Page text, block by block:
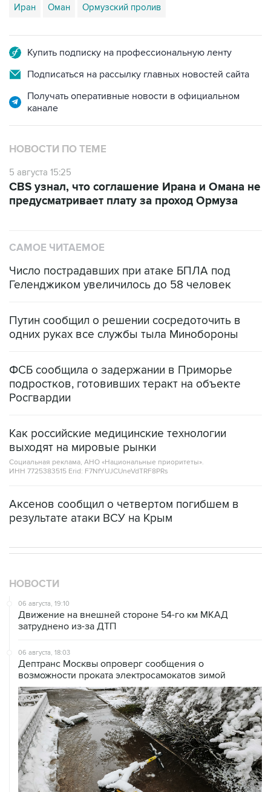
Иран Оман Ормузский пролив
Купить подписку на профессиональную ленту
Подписаться на рассылку главных новостей сайта
Получать оперативные новости в официальном
канале
НОВОСТИ ПО ТЕМЕ
5 августа 15:25
CBS узнал, что соглашение Ирана и Омана не
предусматривает плату за проход Ормуза
САМОЕ ЧИТАЕМОЕ
Число пострадавших при атаке БПЛА под
Геленджиком увеличилось до 58 человек
Путин сообщил о решении сосредоточить в
одних руках все службы тыла Минобороны
ФСБ сообщила о задержании в Приморье
подростков, готовивших теракт на объекте
Росгвардии
Как российские медицинские технологии
выходят на мировые рынки
Социальная реклама, АНО «Национальные приоритеты».
ИНН 7725383515 Erid: F7NfYUJCUneVdTRF8PRs
Аксенов сообщил о четвертом погибшем в
результате атаки ВСУ на Крым
НОВОСТИ
06 августа, 19:10
Движение на внешней стороне 54-го км МКАД
затруднено из-за ДТП
06 августа, 18:03
Дептранс Москвы опроверг сообщения о
возможности проката электросамокатов зимой